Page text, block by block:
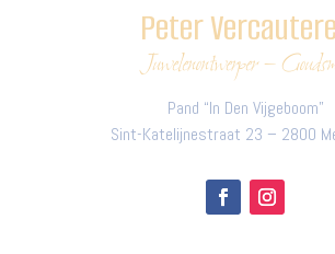
Peter
Juwelenontwerper –
Pand “In Den Vijgeboom”
Sint-Katelijnestraat 23 – 2800